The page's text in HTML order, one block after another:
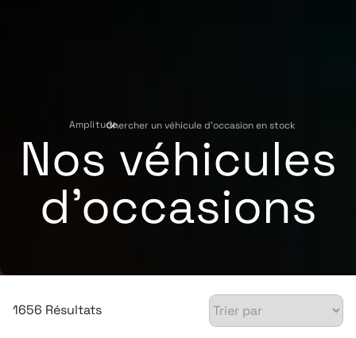
Amplitude
›
Chercher un véhicule d'occasion en stock
Nos véhicules
d'occasions
1656 Résultats